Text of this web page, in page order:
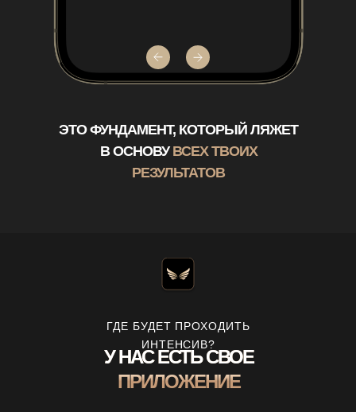
ЭТО ФУНДАМЕНТ, КОТОРЫЙ ЛЯЖЕТ
В ОСНОВУВСЕХ ТВОИХ
РЕЗУЛЬТАТОВ
У НАС ЕСТЬ СВОЕ
ПРИЛОЖЕНИЕ
ГДЕ БУДЕТ ПРОХОДИТЬ
ИНТЕНСИВ?